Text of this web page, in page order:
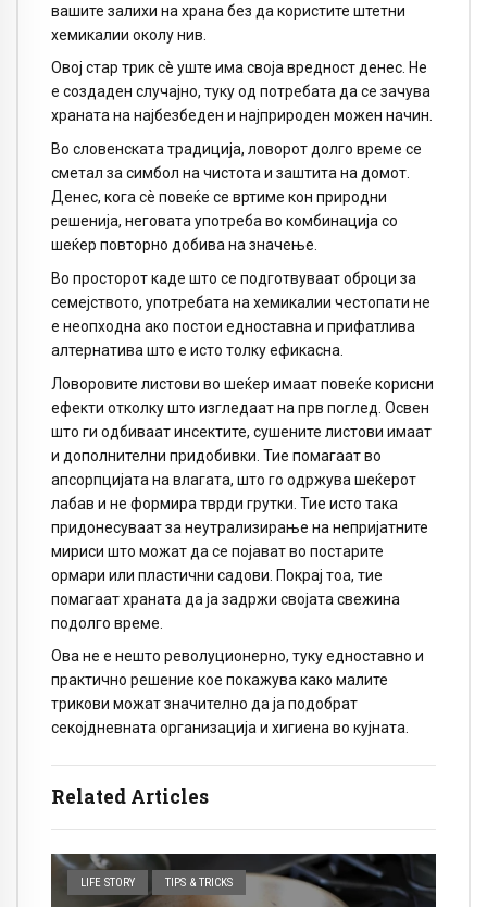
Related Articles
LIFE STORY TIPS & TRICKS
вашите залихи на храна без да користите штетни
хемикалии околу нив.
Овој стар трик сè уште има своја вредност денес. Не
е создаден случајно, туку од потребата да се зачува
храната на најбезбеден и најприроден можен начин.
Во словенската традиција, ловорот долго време се
сметал за симбол на чистота и заштита на домот.
Денес, кога сè повеќе се вртиме кон природни
решенија, неговата употреба во комбинација со
шеќер повторно добива на значење.
Во просторот каде што се подготвуваат оброци за
семејството, употребата на хемикалии честопати не
е неопходна ако постои едноставна и прифатлива
алтернатива што е исто толку ефикасна.
Ловоровите листови во шеќер имаат повеќе корисни
ефекти отколку што изгледаат на прв поглед. Освен
што ги одбиваат инсектите, сушените листови имаат
и дополнителни придобивки. Тие помагаат во
апсорпцијата на влагата, што го одржува шеќерот
лабав и не формира тврди грутки. Тие исто така
придонесуваат за неутрализирање на непријатните
мириси што можат да се појават во постарите
ормари или пластични садови. Покрај тоа, тие
помагаат храната да ја задржи својата свежина
подолго време.
Ова не е нешто револуционерно, туку едноставно и
практично решение кое покажува како малите
трикови можат значително да ја подобрат
секојдневната организација и хигиена во кујната.